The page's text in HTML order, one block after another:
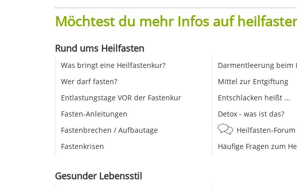
Möchtest du mehr Infos auf
Rund ums Heilfasten
Was bringt eine Heilfastenkur?
Wer darf fasten?
Entlastungstage VOR der Fastenkur
Fasten-Anleitungen
Fastenbrechen / Aufbautage
Fastenkrisen
Darmentleerung beim
Mittel zur Entgiftung
Entschlacken heißt ...
Detox - was ist das?
Heilfasten-Forum
Häufige Fragen zum
Gesunder Lebensstil